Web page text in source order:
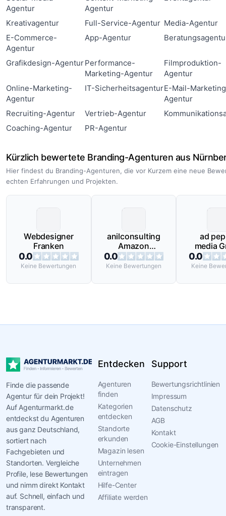
Agentur
Agentur
Kreativagentur Full-Service-Agentur Media-Agentur
E-Commerce-
Agentur
App-Agentur
Grafikdesign-AgenturPerformance-
Marketing-Agentur
Filmproduktion-
Agentur
Online-Marketing-
Agentur
IT-SicherheitsagenturE-Mail-
Agentur
Recruiting-Agentur
Vertrieb-Agentur
Coaching-Agentur
PR-Agentur
Kürzlich bewertete Branding-Agenturen aus
Hier findest du Branding-Agenturen, die vor Kurzem eine neue
echten Erfahrungen und Projekten.
Webdesigner
Franken
0.0
Keine Bewertungen
anilconsulting
Amazon
ECommerce
Agentur
0.0
Keine Bewertungen
ad
media
0.0
Keine
Finde die passende
Agentur für dein Projekt!
Auf Agenturmarkt.de
entdeckst du Agenturen
aus ganz Deutschland,
sortiert nach
Fachgebieten und
Standorten. Vergleiche
Profile, lese Bewertungen
und nimm direkt Kontakt
auf. Schnell, einfach und
transparent.
Entdecken
Agenturen
finden
Kategorien
entdecken
Standorte
erkunden
Magazin lesen
Unternehmen
eintragen
Hilfe-Center
Affiliate werden
Support
Bewertungsrichtlinien
Impressum
Datenschutz
AGB
Kontakt
Cookie-Einstellungen